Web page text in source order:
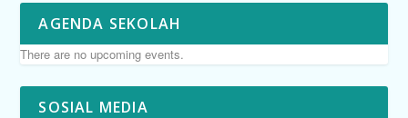
AGENDA SEKOLAH
There are no upcoming events.
SOSIAL MEDIA